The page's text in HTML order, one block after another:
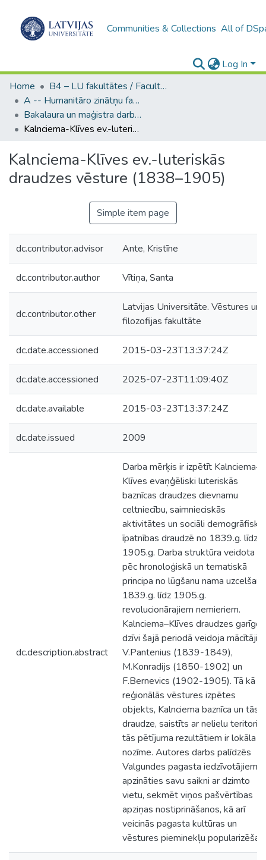
Communities & Collections All of
Log In
Home
B4 – LU fakultātes / Faculties of the UL
A -- Humanitāro zinātņu fakultāte / Faculty of Humanities
Bakalaura un maģistra darbi (HZF) / Bachelor's and Master's theses
Kalnciema-Klīves ev.-luteriskās draudzes vēsture (1838–1905)
Kalnciema-Klīves ev.-luteriskās
draudzes vēsture (1838–1905)
Simple item page
dc.contributor.advisor Ante, Kristīne
dc.contributor.author Vītiņa, Santa
dc.contributor.other
Latvijas Universitāte. Vēstures un
filozofijas fakultāte
dc.date.accessioned 2015-03-23T13:37:24Z
dc.date.accessioned 2025-07-23T11:09:40Z
dc.date.available 2015-03-23T13:37:24Z
dc.date.issued 2009
dc.description.abstract
Darba mērķis ir izpētīt Kalnciema–
Klīves evaņģēliski luteriskās
baznīcas draudzes dievnamu
celtniecību, saimnieciskās
aktivitātes un sociāli
īpatnības draudzē no 1839.g. līdz
1905.g. Darba struktūra veidota
pēc hronoloģiskā un tematiskā
principa no lūgšanu nama
1839.g. līdz 1905.g.
revolucionārajiem nemieriem.
Kalnciema–Klīves draudzes garīgo
dzīvi šajā periodā veidoja mācītāji
V.Pantenius (1839-1849),
M.Konradijs (1850-1902) un
F.Bernevics (1902-1905). Tā kā
reģionālās vēstures izpētes
objekts, Kalnciema baznīca un tās
draudze, saistīts ar nelielu teritoriju,
tās pētījuma rezultātiem ir lokāla
nozīme. Autores darbs palīdzēs
Valgundes pagasta iedzīvotājiem
apzināties savu saikni ar dzimto
vietu, sekmēt viņos pašvērtības
apziņas nostiprināšanos, kā arī
veicinās pagasta kultūras un
vēstures pieminekļu